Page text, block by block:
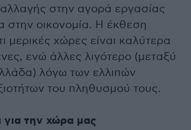
αλλαγής στην αγορά εργασίας
στην οικονομία. Η έκθεση
μερικές χώρες είναι καλύτερα
ενώ άλλες λιγότερο (μεταξύ
λόγω των ελλιπών
του πληθυσμού τους.
για την χώρα μας